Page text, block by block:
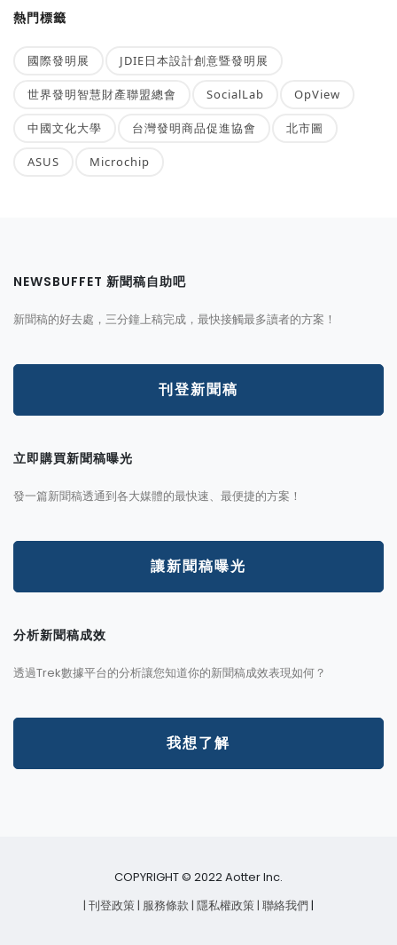
熱門標籤
國際發明展 JDIE日本設計創意暨發明展
世界發明智慧財產聯盟總會 SocialLab OpView
中國文化大學 台灣發明商品促進協會 北市圖
ASUS Microchip
NEWSBUFFET 新聞稿自助吧
新聞稿的好去處，三分鐘上稿完成，最快接觸最多讀者的方案！
刊登新聞稿
立即購買新聞稿曝光
發一篇新聞稿透通到各大媒體的最快速、最便捷的方案！
讓新聞稿曝光
分析新聞稿成效
透過Trek數據平台的分析讓您知道你的新聞稿成效表現如何？
我想了解
COPYRIGHT © 2022 Aotter Inc.
| 刊登政策| 服務條款| 隱私權政策| 聯絡我們 |